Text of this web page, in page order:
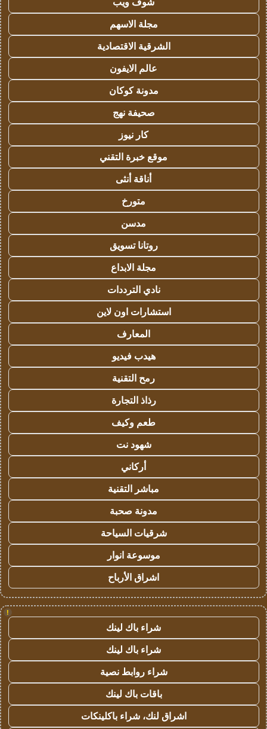
مجلة الاسهم
الشرقية الاقتصادية
عالم الايفون
مدونة كوكان
صحيفة نهج
كار نيوز
موقع خبرة التقني
أناقة أنثى
متورخ
مدسن
روتانا تسويق
مجلة الابداع
نادي الترددات
استشارات اون لاين
المعارف
هيدب فيديو
رمح التقنية
رذاذ التجارة
طعم وكيف
شهود نت
أركاني
مباشر التقنية
مدونة صحبة
شرقيات السياحة
موسوعة انوار
اشراق الأرباح
!
شراء باك لينك
شراء باك لينك
شراء روابط نصية
باقات باك لينك
اشراق لنك، شراء باكلينكات